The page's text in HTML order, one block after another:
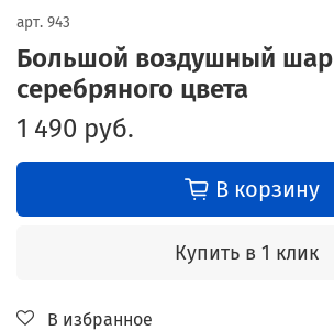
арт. 943
Большой воздушный шар
серебряного цвета
1 490 руб.
В корзину
Купить в 1 клик
В избранное